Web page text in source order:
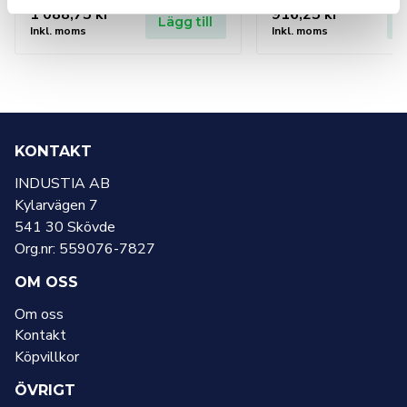
1 088,75kr
Inkl. moms
Lägg till 916,25kr
Inkl. moms
KONTAKT
INDUSTIA AB
Kylarvägen 7
541 30 Skövde
Org.nr: 559076-7827
OM OSS
Om oss
Kontakt
Köpvillkor
ÖVRIGT